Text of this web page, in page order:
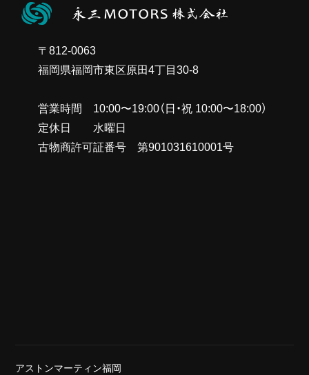
〒812-0063
福岡県福岡市東区原田4丁目30-8
営業時間 10:00〜19:00（日・祝 10:00〜18:00）
定休日 水曜日
古物商許可証番号 第901031610001号
アストンマーティン福岡